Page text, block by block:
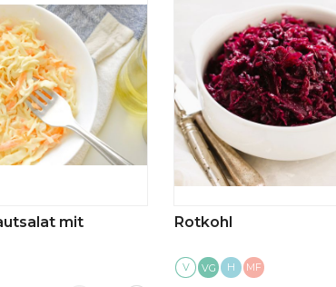
anzeigen Mehr
mit
Rotkohl
V VG H MF